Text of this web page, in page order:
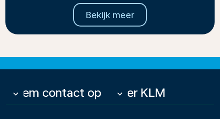
Bekijk meer
Neem contact op
keyboard_arrow_down Over KLM
keyboard_arrow_down